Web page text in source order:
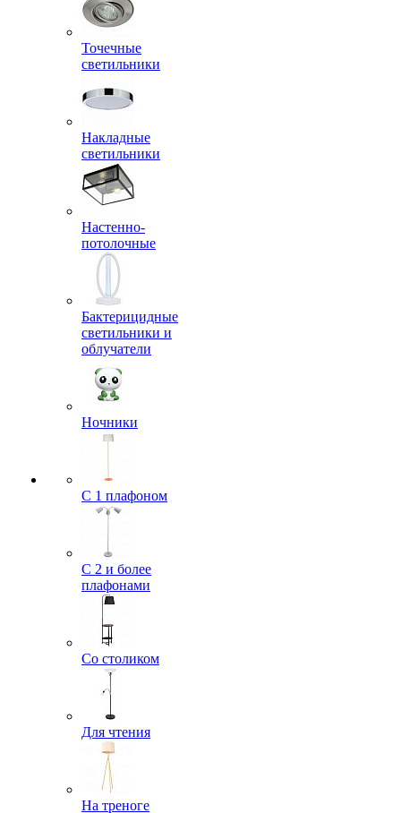
Точечные
светильники
Накладные
светильники
Настенно-
потолочные
Бактерицидные
светильники и
облучатели
Ночники
С 1 плафоном
С 2 и более
плафонами
Со столиком
Для чтения
На треноге